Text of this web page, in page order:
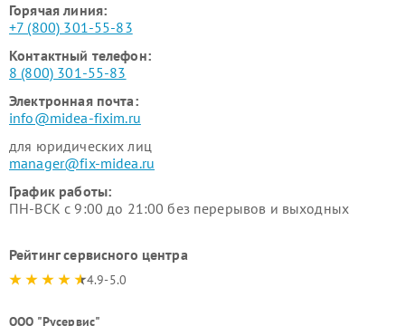
Горячая линия:
+7 (800) 301-55-83
Контактный телефон:
8 (800) 301-55-83
Электронная почта:
info@midea-fixim.ru
для юридических лиц
manager@fix-midea.ru
График работы:
ПН-ВСК с 9:00 до 21:00 без перерывов и выходных
Рейтинг сервисного центра
4.9-5.0
ООО "Русервис"